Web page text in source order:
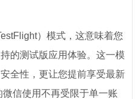
）模式，这意味着您
的测试版应用体验。这一模
全性，更让您提前享受最新
信使用不再受限于单一账